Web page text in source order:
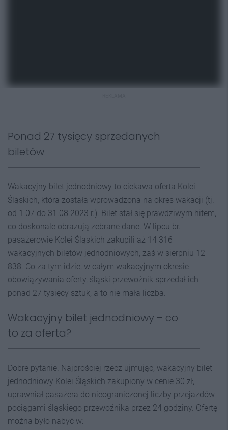
Ponad 27 tysięcy sprzedanych
biletów
Wakacyjny bilet jednodniowy to ciekawa oferta Kolei
Śląskich, która została wprowadzona na okres wakacji (tj.
od 1.07 do 31.08.2023 r.). Bilet stał się prawdziwym hitem,
co doskonale obrazują zebrane dane. W lipcu br.
pasażerowie Kolei Śląskich zakupili aż 14 316
wakacyjnych biletów jednodniowych, zaś w sierpniu 12
838. Co za tym idzie, w całym wakacyjnym okresie
obowiązywania oferty, śląski przewoźnik sprzedał ich
ponad 27 tysięcy sztuk, a to nie mała liczba.
Wakacyjny bilet jednodniowy – co
to za oferta?
Dobre pytanie. Najprościej rzecz ujmując, wakacyjny bilet
jednodniowy Kolei Śląskich zakupiony w cenie 30 zł,
uprawniał pasażera do nieograniczonej liczby przejazdów
pociągami śląskiego przewoźnika przez 24 godziny. Ofertę
można było nabyć w: